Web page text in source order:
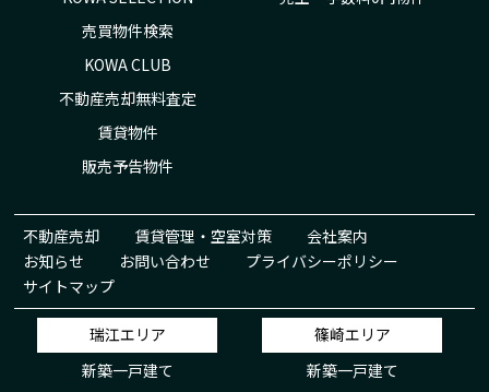
売買物件検索
KOWA CLUB
不動産売却無料査定
賃貸物件
販売予告物件
不動産売却 賃貸管理・空室対策
会社案内
お知らせ
お問い合わせ
プライバシーポリシー
サイトマップ
瑞江エリア
新築一戸建て
篠崎エリア
新築一戸建て